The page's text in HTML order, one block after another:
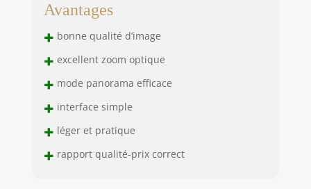
Avantages
+ bonne qualité d’image
+ excellent zoom optique
+ mode panorama efficace
+ interface simple
+ léger et pratique
+ rapport qualité-prix correct